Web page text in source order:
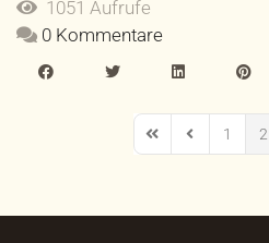
1051 Aufrufe
0 Kommentare
First PagePrevious Page
1 2